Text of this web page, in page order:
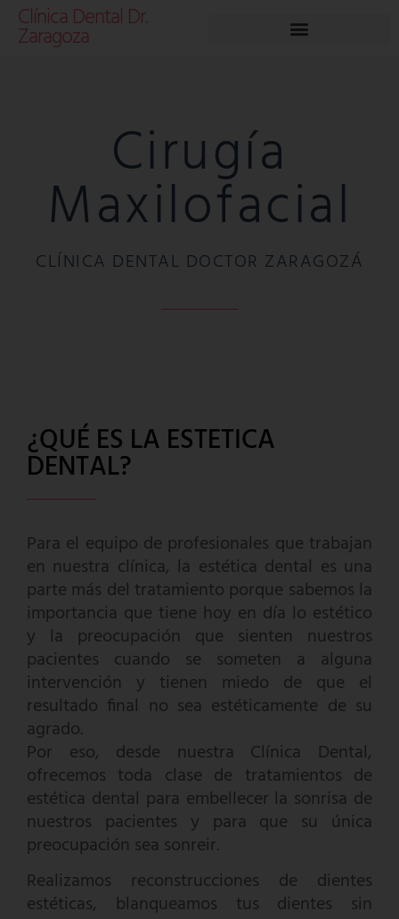
Clínica Dental Dr.
Zaragoza
Cirugía
Maxilofacial
CLÍNICA DENTAL DOCTOR ZARAGOZÁ
¿QUÉ ES LA ESTETICA
DENTAL?
Para el equipo de profesionales que trabajan
en nuestra clínica, la estética dental es una
parte más del tratamiento porque sabemos la
importancia que tiene hoy en día lo estético
y la preocupación que sienten nuestros
pacientes cuando se someten a alguna
intervención y tienen miedo de que el
resultado final no sea estéticamente de su
agrado.
Por eso, desde nuestra Clínica Dental,
ofrecemos toda clase de tratamientos de
estética dental para embellecer la sonrisa de
nuestros pacientes y para que su única
preocupación sea sonreir.
Realizamos reconstrucciones de dientes
estéticas, blanqueamos tus dientes sin